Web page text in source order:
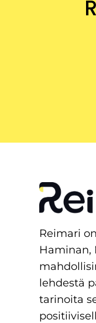
Reimari
Haminan,
lehdestä
tarinoita